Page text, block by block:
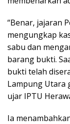
“Benar, jajaran
mengungkap
sabu dan
barang bukti.
bukti telah
Lampung Utara
ujar IPTU
Ia